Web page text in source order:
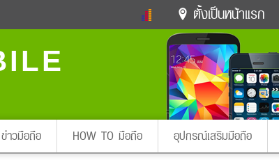
ตั้งเป็นหน้าแรก
ละคร
กรุกไทย
Glitter
สุขภาพ
กลอน
Facebook Twitter
ข่าวมือถือ HOW TO มือถือ อุปกรณ์เสริมมือถือ